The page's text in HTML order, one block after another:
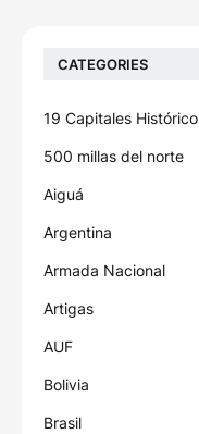
CATEGORIES
19 Capitales Histórico
500 millas del norte
Aiguá
Argentina
Armada Nacional
Artigas
AUF
Bolivia
Brasil